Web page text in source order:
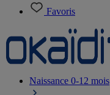
Favoris
Naissance 0-12 mois